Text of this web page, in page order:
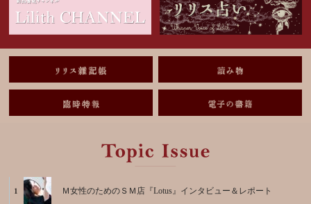
Ｍ女性のためのＳＭ店『Lotus』インタビュー＆レポート